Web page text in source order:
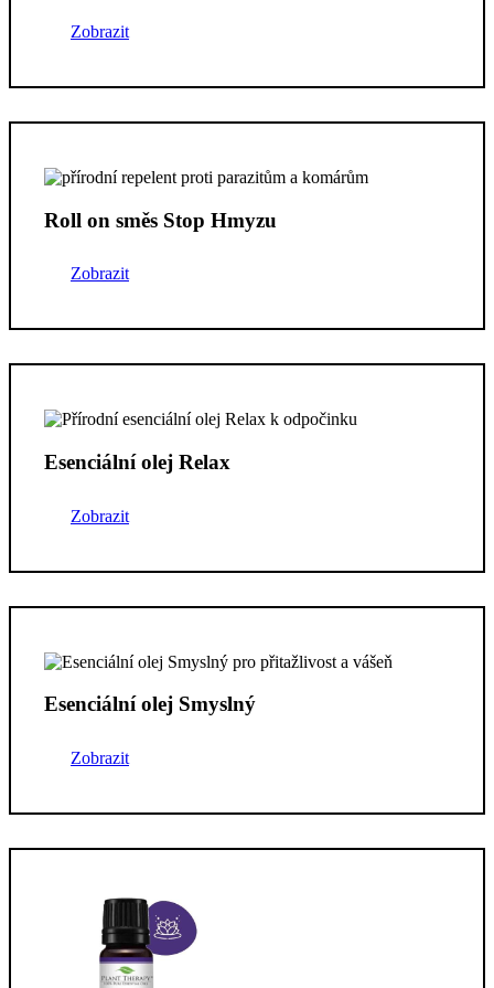
Zobrazit
Roll on směs Stop Hmyzu
Zobrazit
Esenciální olej Relax
Zobrazit
Esenciální olej Smyslný
Zobrazit